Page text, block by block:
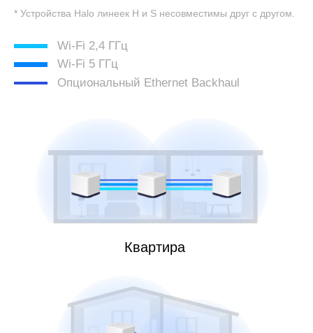
* Устройства Halo линеек H и S несовместимы друг с другом.
Квартира
Wi-Fi 2,4 ГГц
Wi-Fi 5 ГГц
Опциональный Ethernet Backhaul